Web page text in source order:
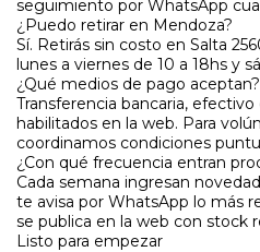
seguimiento por WhatsApp
¿Puedo retirar en Mendoza?
Sí. Retirás sin costo en Salta
lunes a viernes de 10 a 18hs y
¿Qué medios de pago aceptan?
Transferencia bancaria,
habilitados en la web. Para
coordinamos condiciones
¿Con qué frecuencia entran
Cada semana ingresan
te avisa por WhatsApp lo más
se publica en la web con stock
Listo para empezar